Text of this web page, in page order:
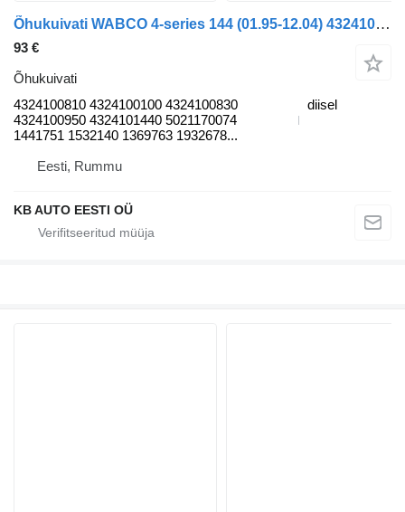
Õhukuivati WABCO 4-series 144 (01.95-12.04) 4324100810 tüübi jaoks veoauto Scania 4-series (1995-2006)
93 €
Õhukuivati
4324100810 4324100100 4324100830
4324100950 4324101440 5021170074
1441751 1532140 1369763 1932678...
diisel
Eesti, Rummu
KB AUTO EESTI OÜ